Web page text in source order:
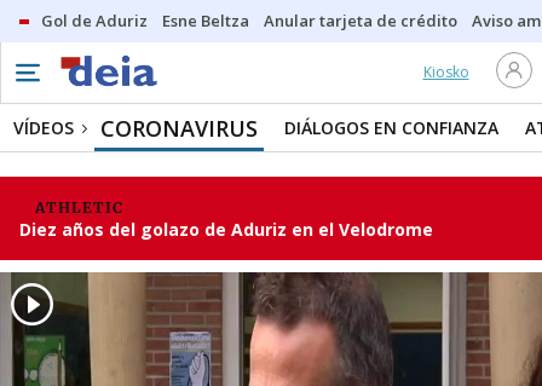
Gol de Aduriz Esne Beltza Anular tarjeta de crédito Aviso
Kiosko
VÍDEOS CORONAVIRUS DIÁLOGOS EN CONFIANZA
ATHLETIC
Diez años del golazo de Aduriz en el Velodrome